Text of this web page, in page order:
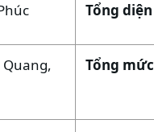
Tổng
Tổng